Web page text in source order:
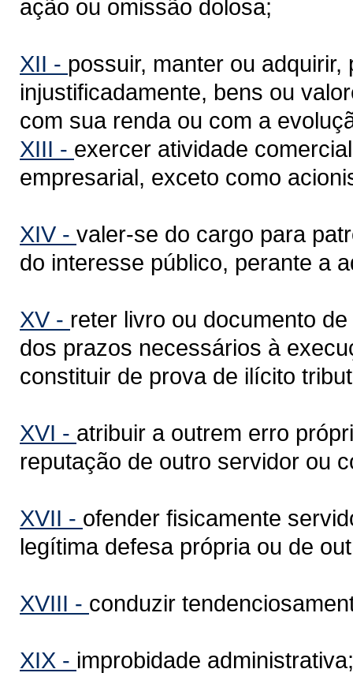
ação ou omissão dolosa;
XII - possuir, manter ou
injustificadamente, bens ou
com sua renda ou com a
XIII - exercer atividade
empresarial, exceto como
XIV - valer-se do cargo para
do interesse público, perante a
XV - reter livro ou documento
dos prazos necessários à
constituir de prova de ilícito
XVI - atribuir a outrem erro
reputação de outro servidor ou
XVII - ofender fisicamente
legítima defesa própria ou de
XVIII - conduzir
XIX - improbidade administrativa;